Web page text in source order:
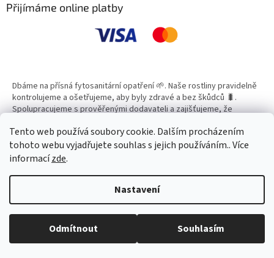
Tento web používá soubory cookie. Dalším procházením
tohoto webu vyjadřujete souhlas s jejich používáním.. Více
informacízde.
Nastavení
Odmítnout Souhlasím
Přijímáme online platby
Dbáme na přísná fytosanitární opatření 🌱. Naše rostliny pravidelně
kontrolujeme a ošetřujeme, aby byly zdravé a bez škůdců 🐛.
Spolupracujeme s prověřenými dodavateli a zajišťujeme, že
Copyright 2026Zahradní Centrum SMARAGD. Všechna práva